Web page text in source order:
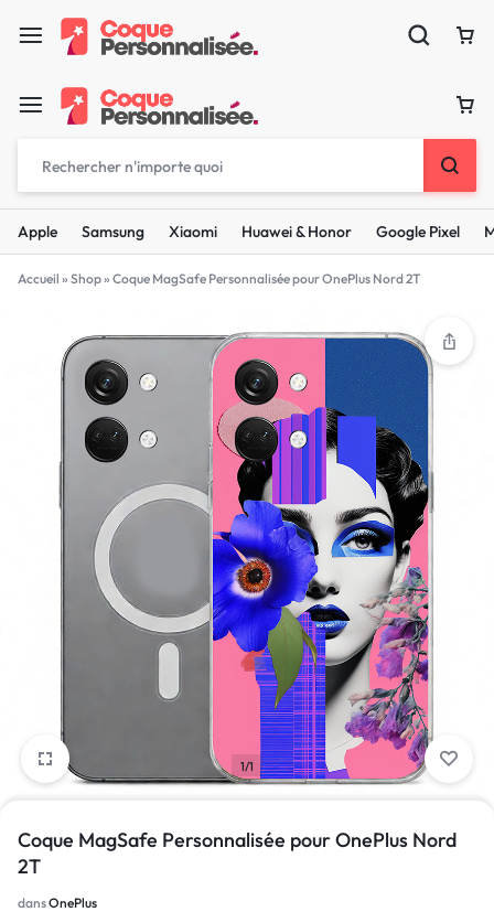
Apple Samsung Xiaomi Huawei & Honor Google Pixel
Accueil » Shop» Coque MagSafe Personnalisée pour OnePlus Nord 2T
1/1
Coque MagSafe Personnalisée pour OnePlus Nord
2T
dansOnePlus